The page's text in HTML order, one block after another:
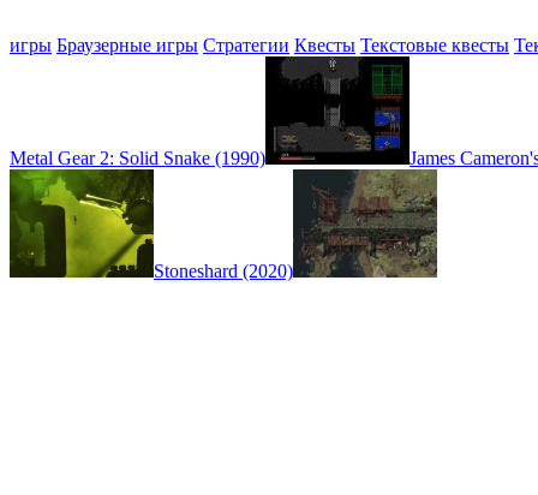
игры Браузерные игры Стратегии Квесты Текстовые квесты
Metal Gear 2: Solid Snake (1990) James
Stoneshard (2020)